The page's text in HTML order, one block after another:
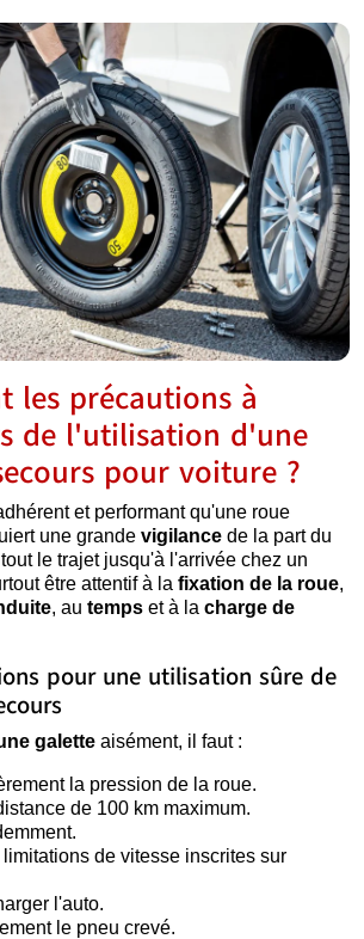
les précautions à
de l'utilisation d'une
pour voiture ?
et performant qu'une roue
une grande vigilance de la part du
le trajet jusqu'à l'arrivée chez un
être attentif à la fixation de la roue,
, au temps et à la charge de
pour une utilisation sûre de
galette aisément, il faut :
la pression de la roue.
de 100 km maximum.
de vitesse inscrites sur
l'auto.
le pneu crevé.